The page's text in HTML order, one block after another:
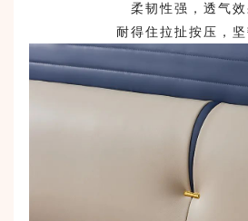
柔韧性强，透气
耐得住拉扯按压，坚